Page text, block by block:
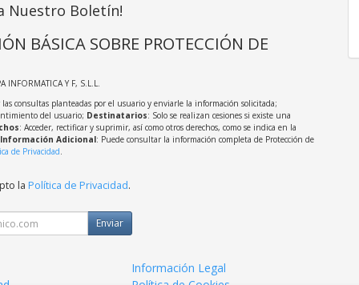
Nuestro Boletín!
BÁSICA SOBRE PROTECCIÓN DE
INFORMATICA Y F, S.L.L.
las consultas planteadas por el usuario y enviarle la información solicitada;
del usuario; Destinatarios: Solo se realizan cesiones si existe una
: Acceder, rectificar y suprimir, así como otros derechos, como se indica en la
Información Adicional: Puede consultar la información completa de Protección de
de Privacidad.
la Política de Privacidad.
Enviar
Información Legal